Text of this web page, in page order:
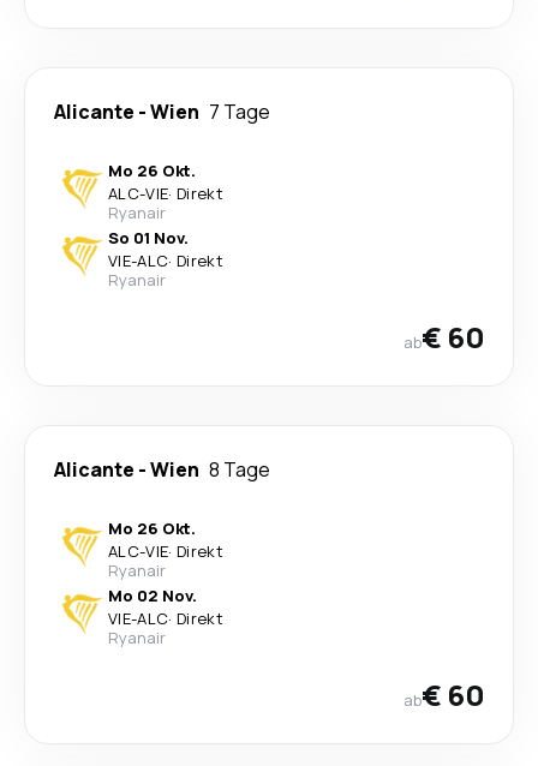
Alicante -Wien 7 Tage
Mo 26 Okt.
ALC-VIE· Direkt
Ryanair
So 01 Nov.
VIE-ALC· Direkt
Ryanair
ab€ 60
Alicante -Wien 8 Tage
Mo 26 Okt.
ALC-VIE· Direkt
Ryanair
Mo 02 Nov.
VIE-ALC· Direkt
Ryanair
ab€ 60